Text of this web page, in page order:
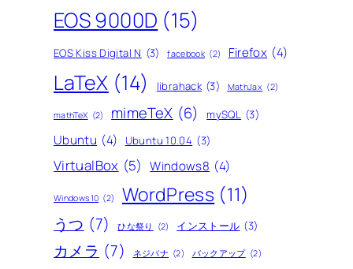
EOS 9000D (15)
EOS Kiss Digital N (3) facebook (2) Firefox (4)
LaTeX (14) librahack (3) MathJax (2)
mathTeX (2) mimeTeX (6) mySQL (3)
Ubuntu (4) Ubuntu 10.04 (3)
VirtualBox (5) Windows8 (4)
Windows10 (2) WordPress (11)
うつ (7) ひな祭り (2) インストール (3)
カメラ (7) ネジバナ (2) バックアップ (2)